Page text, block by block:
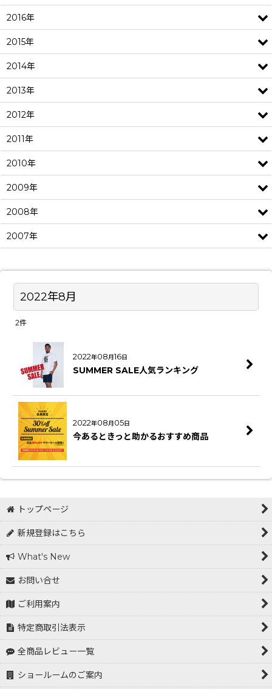
2022年8月
2件
2022年08月16日
SUMMER SALE人気ランキング
2022年08月 05日
今あるときっと助かるおすすめ商品
2016年
2015年
2014年
2013年
2012年
2011年
2010年
2009年
2008年
2007年
トップページ
新規登録はこちら
What's New
お問い合せ
ご利用案内
特定商取引法表示
全商品レビュー一覧
ショールームのご案内